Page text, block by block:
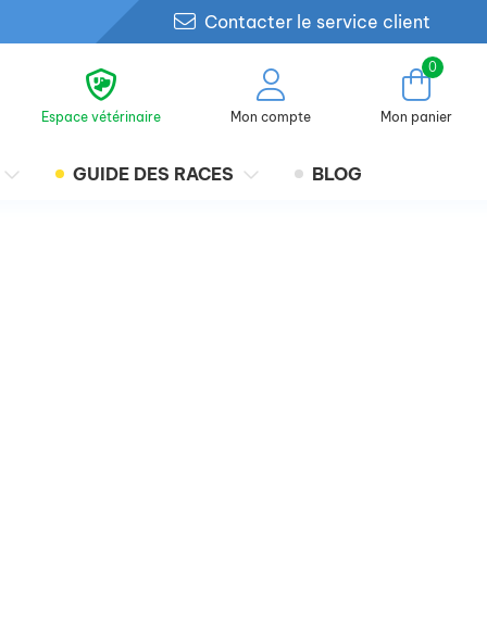
Contacter le service client
Espace vétérinaire Mon compte
0
Mon panier
GUIDE DES RACES BLOG